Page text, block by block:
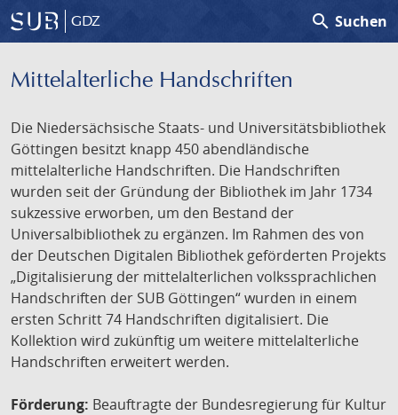
GDZ search Suchen
Mittelalterliche Handschriften
Die Niedersächsische Staats- und Universitätsbibliothek
Göttingen besitzt knapp 450 abendländische
mittelalterliche Handschriften. Die Handschriften
wurden seit der Gründung der Bibliothek im Jahr 1734
sukzessive erworben, um den Bestand der
Universalbibliothek zu ergänzen. Im Rahmen des von
der Deutschen Digitalen Bibliothek geförderten Projekts
„Digitalisierung der mittelalterlichen volkssprachlichen
Handschriften der SUB Göttingen“ wurden in einem
ersten Schritt 74 Handschriften digitalisiert. Die
Kollektion wird zukünftig um weitere mittelalterliche
Handschriften erweitert werden.
Förderung: Beauftragte der Bundesregierung für Kultur